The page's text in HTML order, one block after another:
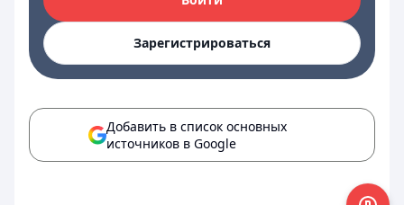
Зарегистрироваться
Добавить в список основных
источников в Google